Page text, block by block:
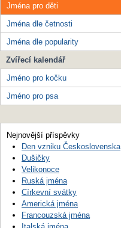
Jména pro děti
Jména dle četnosti
Jména dle popularity
Zvířecí kalendář
Jméno pro kočku
Jméno pro psa
Nejnovější příspěvky
Den vzniku Československa
Dušičky
Velikonoce
Ruská jména
Církevní svátky
Americká jména
Francouzská jména